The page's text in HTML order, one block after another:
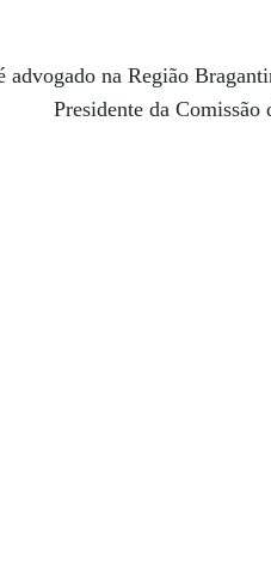
advogado na Região
Presidente da Comissão